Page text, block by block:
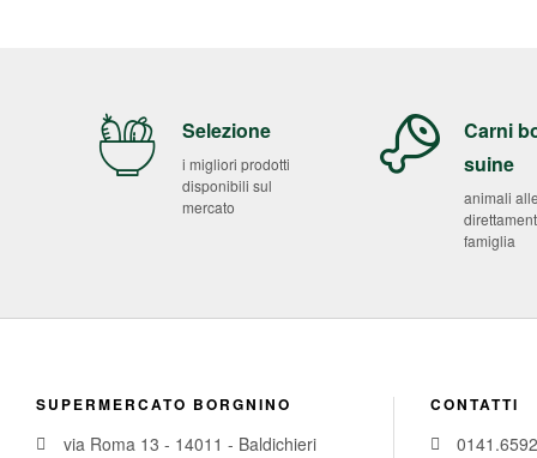
Selezione
i migliori prodotti
disponibili sul
mercato
Carni
suine
animali
famiglia
SUPERMERCATO BORGNINO
via Roma 13 - 14011 - Baldichieri
CONTATTI